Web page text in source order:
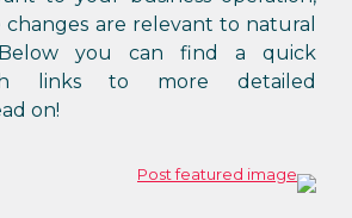
are relevant to natural
you can find a quick
links to more detailed
on!